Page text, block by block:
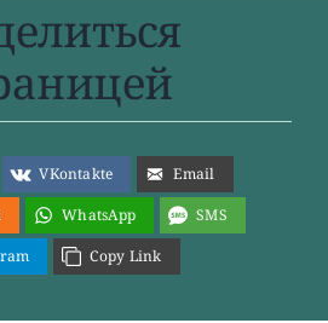
VKontakte
Email
WhatsApp
SMS
Copy Link